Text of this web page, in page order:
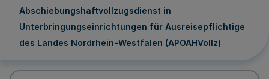
Abschiebungshaftvollzugsdienst in
Unterbringungseinrichtungen für Ausreisepflichtige
des Landes Nordrhein-Westfalen (APOAHVollz)